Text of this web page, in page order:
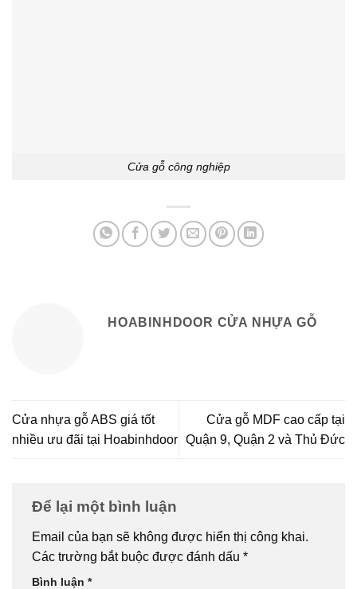
Cửa gỗ công nghiệp
HOABINHDOOR CỬA NHỰA GỖ
Cửa nhựa gỗ ABS giá tốt
nhiều ưu đãi tại Hoabinhdoor
Cửa gỗ MDF cao cấp tại
Quận 9, Quận 2 và Thủ Đức
Để lại một bình luận
Email của bạn sẽ không được hiển thị công khai.
Các trường bắt buộc được đánh dấu *
Bình luận *